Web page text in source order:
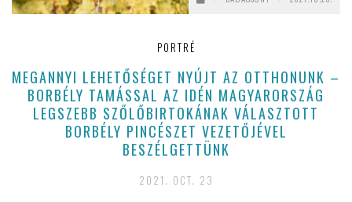
PORTRÉ
MEGANNYI LEHETŐSÉGET NYÚJT AZ OTTHONUNK –
BORBÉLY TAMÁSSAL AZ IDÉN MAGYARORSZÁG
LEGSZEBB SZŐLŐBIRTOKÁNAK VÁLASZTOTT
BORBÉLY PINCÉSZET VEZETŐJÉVEL
BESZÉLGETTÜNK
2021. OCT. 23